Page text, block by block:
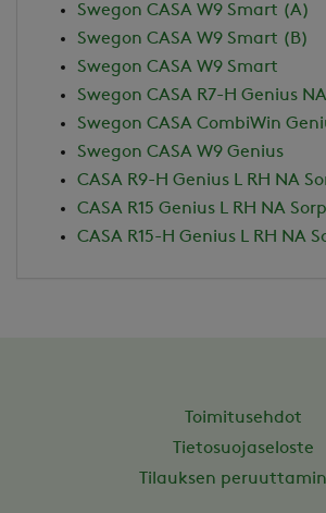
Swegon CASA W9 Smart (A)
Swegon CASA W9 Smart (B)
Swegon CASA W9 Smart
Swegon CASA R7-H Genius
Swegon CASA CombiWin
Swegon CASA W9 Genius
CASA R9-H Genius L RH NA
CASA R15 Genius L RH NA
CASA R15-H Genius L RH NA
Toimitusehdot
Tietosuojaseloste
Tilauksen